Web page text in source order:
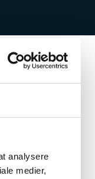
analysere
medier,